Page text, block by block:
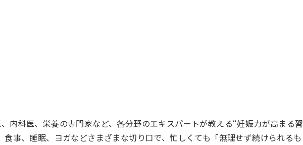
内科医、栄養の専門家など、各分野のエキスパートが教える“妊娠力が高まる習
事、睡眠、ヨガなどさまざまな切り口で、忙しくても「無理せず続けられるも